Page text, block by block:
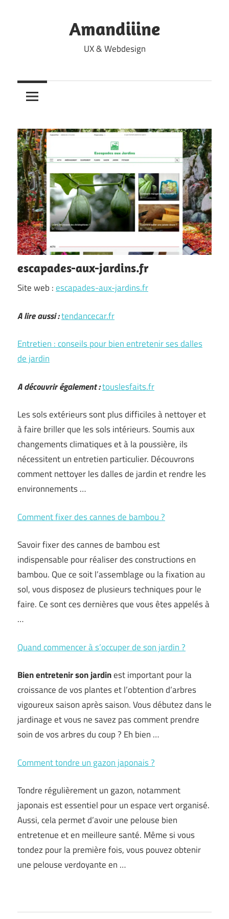
Amandiiine
UX & Webdesign
escapades-aux-jardins.fr
Site web :escapades-aux-jardins.fr
A lire aussi :tendancecar.fr
Entretien : conseils pour bien entretenir ses dalles
de jardin
A découvrir également :touslesfaits.fr
Les sols extérieurs sont plus difficiles à nettoyer et
à faire briller que les sols intérieurs. Soumis aux
changements climatiques et à la poussière, ils
nécessitent un entretien particulier. Découvrons
comment nettoyer les dalles de jardin et rendre les
environnements …
Comment fixer des cannes de bambou ?
Savoir fixer des cannes de bambou est
indispensable pour réaliser des constructions en
bambou. Que ce soit l’assemblage ou la fixation au
sol, vous disposez de plusieurs techniques pour le
faire. Ce sont ces dernières que vous êtes appelés à
…
Quand commencer à s’occuper de son jardin ?
Bien entretenir son jardinest important pour la
croissance de vos plantes et l’obtention d’arbres
vigoureux saison après saison. Vous débutez dans le
jardinage et vous ne savez pas comment prendre
soin de vos arbres du coup ? Eh bien …
Comment tondre un gazon japonais ?
Tondre régulièrement un gazon, notamment
japonais est essentiel pour un espace vert organisé.
Aussi, cela permet d’avoir une pelouse bien
entretenue et en meilleure santé. Même si vous
tondez pour la première fois, vous pouvez obtenir
une pelouse verdoyante en …